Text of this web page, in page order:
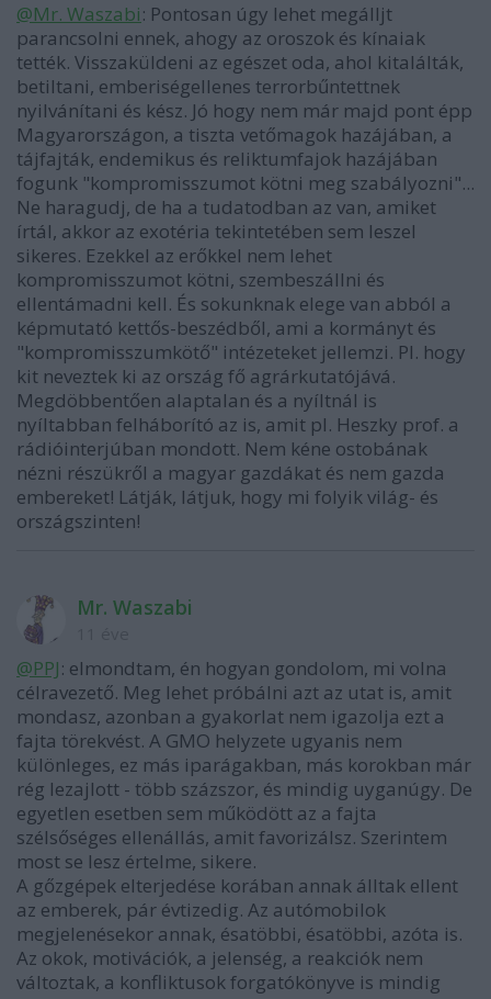
@Mr. Waszabi: Pontosan úgy lehet megálljt
parancsolni ennek, ahogy az oroszok és kínaiak
tették. Visszaküldeni az egészet oda, ahol kitalálták,
betiltani, emberiségellenes terrorbűntettnek
nyilvánítani és kész. Jó hogy nem már majd pont épp
Magyarországon, a tiszta vetőmagok hazájában, a
tájfajták, endemikus és reliktumfajok hazájában
fogunk "kompromisszumot kötni meg szabályozni"...
Ne haragudj, de ha a tudatodban az van, amiket
írtál, akkor az exotéria tekintetében sem leszel
sikeres. Ezekkel az erőkkel nem lehet
kompromisszumot kötni, szembeszállni és
ellentámadni kell. És sokunknak elege van abból a
képmutató kettős-beszédből, ami a kormányt és
"kompromisszumkötő" intézeteket jellemzi. Pl. hogy
kit neveztek ki az ország fő agrárkutatójává.
Megdöbbentően alaptalan és a nyíltnál is
nyíltabban felháborító az is, amit pl. Heszky prof. a
rádióinterjúban mondott. Nem kéne ostobának
nézni részükről a magyar gazdákat és nem gazda
embereket! Látják, látjuk, hogy mi folyik világ- és
országszinten!
Mr. Waszabi
@PPJ: elmondtam, én hogyan gondolom, mi volna
célravezető. Meg lehet próbálni azt az utat is, amit
mondasz, azonban a gyakorlat nem igazolja ezt a
fajta törekvést. A GMO helyzete ugyanis nem
különleges, ez más iparágakban, más korokban már
rég lezajlott - több százszor, és mindig uyganúgy. De
egyetlen esetben sem működött az a fajta
szélsőséges ellenállás, amit favorizálsz. Szerintem
most se lesz értelme, sikere.
A gőzgépek elterjedése korában annak álltak ellent
az emberek, pár évtizedig. Az autómobilok
megjelenésekor annak, ésatöbbi, ésatöbbi, azóta is.
Az okok, motivációk, a jelenség, a reakciók nem
változtak, a konfliktusok forgatókönyve is mindig